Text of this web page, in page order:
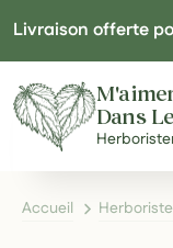
Livraison offerte
Dans
Accueil